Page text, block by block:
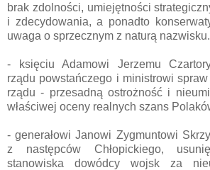
brak zdolności, umiejętności
i zdecydowania, a ponadto
uwaga o sprzecznym z naturą nazwisku.
- księciu Adamowi Jerzemu
rządu powstańczego i ministrowi
rządu - przesadną ostrożność i
właściwej oceny realnych szans
- generałowi Janowi Zygmuntowi
z następców Chłopickiego,
stanowiska dowódcy wojsk za